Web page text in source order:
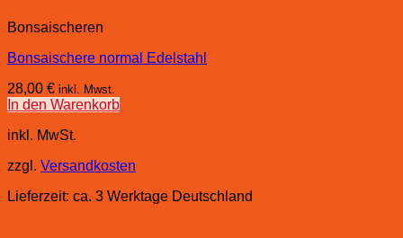
Bonsaischeren
Bonsaischere normal Edelstahl
28,00 € inkl. Mwst.
In den Warenkorb
inkl. MwSt.
zzgl. Versandkosten
Lieferzeit: ca. 3 Werktage Deutschland